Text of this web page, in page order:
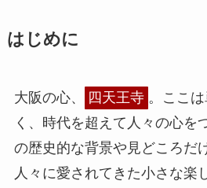
はじめに
大阪の心、 四天王寺 。ここ
く、時代を超えて人々の心を
の歴史的な背景や見どころだ
人々に愛されてきた小さな楽